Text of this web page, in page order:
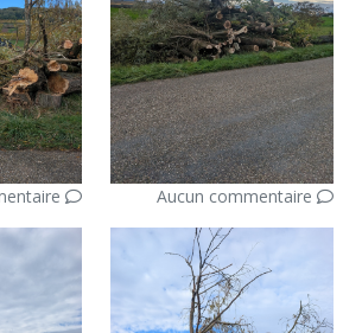
Aucun commentaire